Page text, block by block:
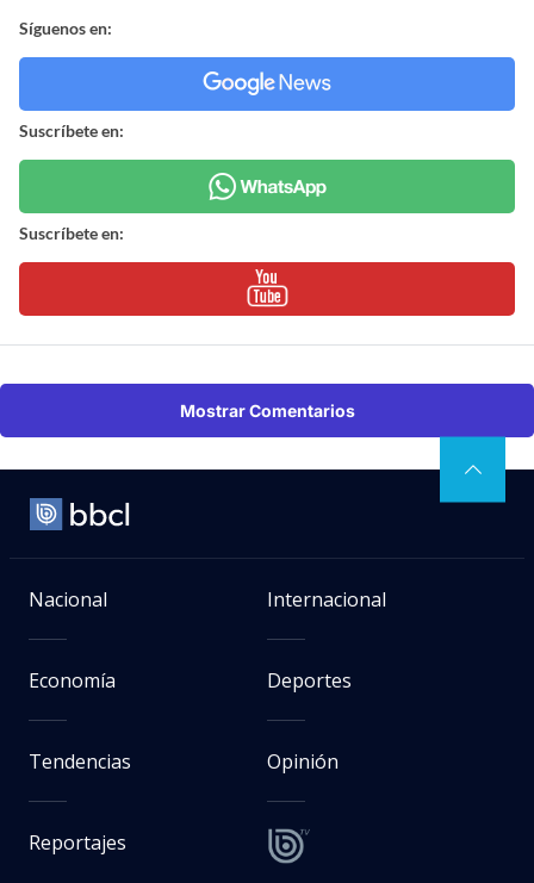
Síguenos en:
Suscríbete en:
Suscríbete en:
Mostrar Comentarios
Nacional Internacional
Economía Deportes
Tendencias Opinión
Reportajes